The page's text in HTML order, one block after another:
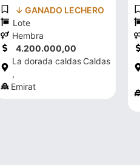
↓ GANADO LECHERO
Lote
Hembra
4.200.000,00
La dorada caldas
,
Caldas
Emirat